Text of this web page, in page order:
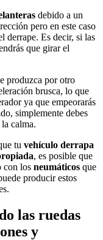
debido a un
pero en este caso
derrape. Es decir, si las
que girar el
produzca por otro
brusca, lo que
ya que empeorarás
simplemente debes
calma.
tu vehículo derrapa
, es posible que
con los neumáticos que
producir estos
las ruedas
y